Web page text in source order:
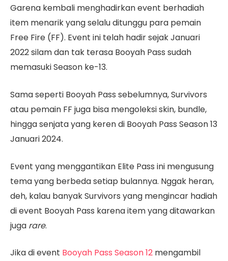
Garena kembali menghadirkan event berhadiah
item menarik yang selalu ditunggu para pemain
Free Fire (FF). Event ini telah hadir sejak Januari
2022 silam dan tak terasa Booyah Pass sudah
memasuki Season ke-13.
Sama seperti Booyah Pass sebelumnya, Survivors
atau pemain FF juga bisa mengoleksi skin, bundle,
hingga senjata yang keren di Booyah Pass Season 13
Januari 2024.
Event yang menggantikan Elite Pass ini mengusung
tema yang berbeda setiap bulannya. Nggak heran,
deh, kalau banyak Survivors yang mengincar hadiah
di event Booyah Pass karena item yang ditawarkan
juga rare.
Jika di event Booyah Pass Season 12 mengambil